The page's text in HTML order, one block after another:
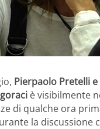
Pierpaolo Pretelli e
è visibilmente
di qualche ora
la discussione